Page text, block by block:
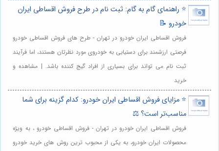
⭐️ راهنمای گام به گام: ثبت نام در طرح فروش اقساطی ایران
خودرو 📝
فروش اقساطی ایران خودرو در تهران - طرح های فروش اقساطی خودرو
فرصتی ارزشمند برای دستیابی به خودروی مورد نظرتان هستند، اما فرآیند
ثبت نام می تواند برای بسیاری از افراد گیج کننده باشد. | مشاهده و
خرید
⭐️ مزایای فروش اقساطی ایران خودرو: کدام گزینه برای شما
مناسب‌تر است؟ ⚖️
فروش اقساطی ایران خودرو در تهران - فروش اقساطی خودرو ، به ویژه
محصولات ایران خودرو، به یکی از محبوب ترین روش های خرید خودرو